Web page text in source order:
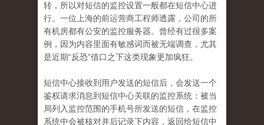
转，所以对短信的监控设置一般都在短信中心进
行。一位上海的前运营商工程师透露，公司的所
有机房都有公安的监控服务器。曾经有过很多案
例，因为内容里面有敏感词而被无端调查，尤其
是近期“反恐”借口之下这类现象更加疯狂。
短信中心接收到用户发送的短信后，会发送一个
鉴权请求消息到短信中心关联的监控系统：被当
局列入监控范围的手机号所发送的短信，在监控
系统中会被核对并后记录下内容，返回给短信中